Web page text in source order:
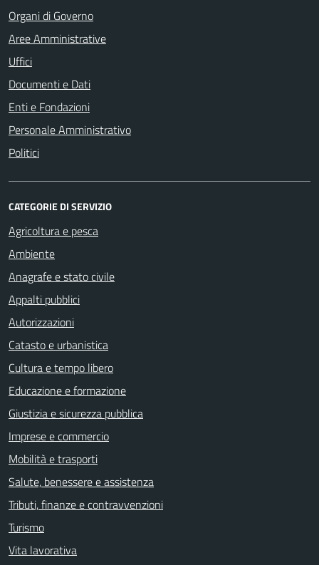
Organi di Governo
Aree Amministrative
Uffici
Documenti e Dati
Enti e Fondazioni
Personale Amministrativo
Politici
CATEGORIE DI SERVIZIO
Agricoltura e pesca
Ambiente
Anagrafe e stato civile
Appalti pubblici
Autorizzazioni
Catasto e urbanistica
Cultura e tempo libero
Educazione e formazione
Giustizia e sicurezza pubblica
Imprese e commercio
Mobilità e trasporti
Salute, benessere e assistenza
Tributi, finanze e contravvenzioni
Turismo
Vita lavorativa